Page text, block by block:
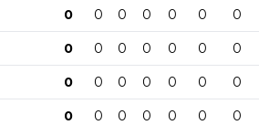
0 0 0 0 0 0 0
0 0 0 0 0 0 0
0 0 0 0 0 0 0
0 0 0 0 0 0 0